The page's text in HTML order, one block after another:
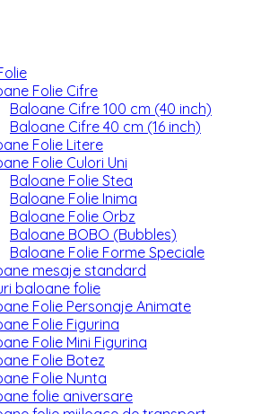
Folie Cifre
Baloane Cifre 100 cm (40 inch)
Baloane Cifre 40 cm (16 inch)
Folie Litere
Folie Culori Uni
Baloane Folie Stea
Baloane Folie Inima
Baloane Folie Orbz
Baloane BOBO (Bubbles)
Baloane Folie Forme Speciale
mesaje standard
baloane folie
Folie Personaje Animate
Folie Figurina
Folie Mini Figurina
Folie Botez
Folie Nunta
folie aniversare